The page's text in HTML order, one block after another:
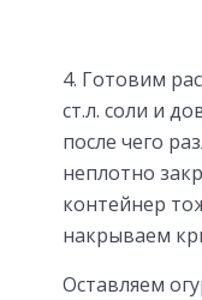
4. Готовим
ст.л. соли и
после чего
неплотно
контейнер
накрываем
Оставляем